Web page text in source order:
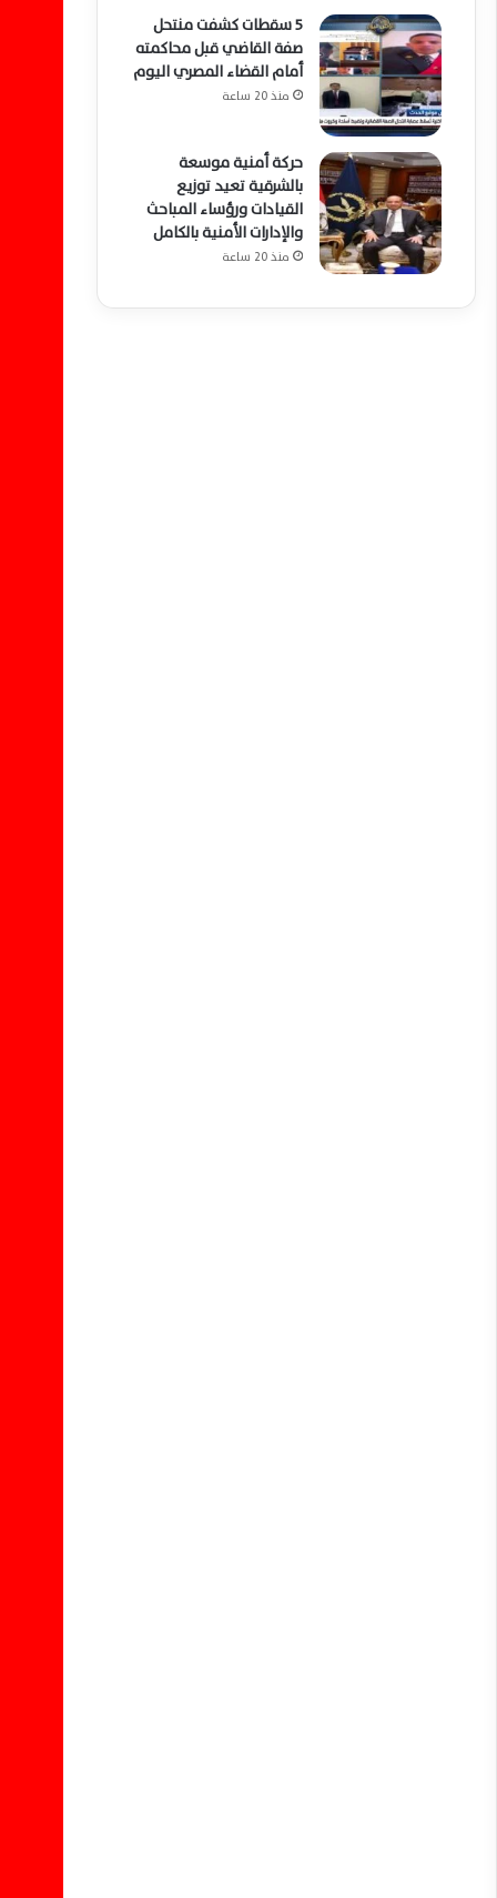
5 سقطات كشفت منتحل
صفة القاضي قبل محاكمته
أمام القضاء المصري اليوم
منذ 20 ساعة
حركة أمنية موسعة
بالشرقية تعيد توزيع
القيادات ورؤساء المباحث
والإدارات الأمنية بالكامل
منذ 20 ساعة